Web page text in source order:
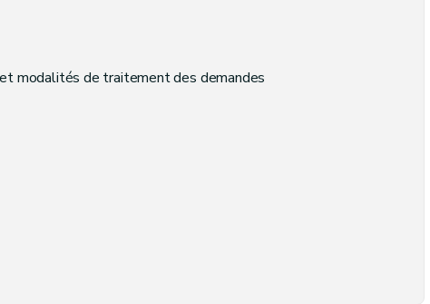
modalités de traitement des demandes